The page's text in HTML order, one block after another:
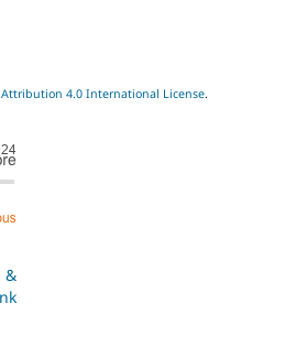
Attribution 4.0 International License.